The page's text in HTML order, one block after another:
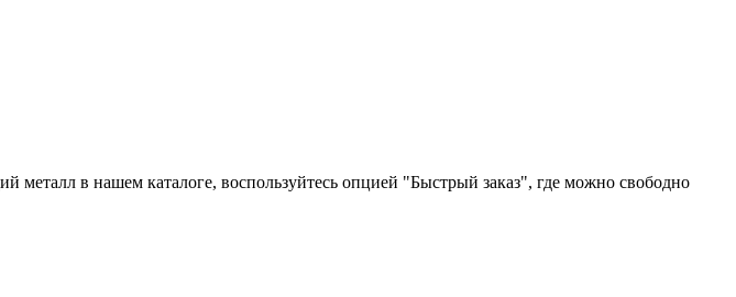
в нашем каталоге, воспользуйтесь опцией "Быстрый заказ", где можно свободно